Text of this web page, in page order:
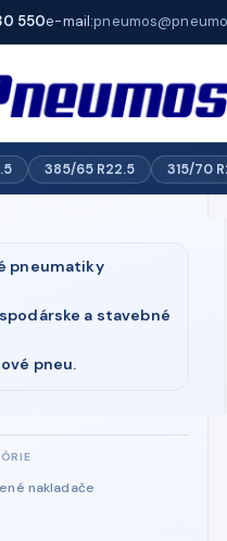
550e-mail:
385/65 R22.5 315/70
pneumatiky
a stavebné
pneu.
nakladače